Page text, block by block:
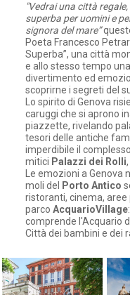
"Vedrai una città
superba per uomini e
signora del mare”
Poeta Francesco
Superba”, una città
e allo stesso tempo
divertimento ed
scoprirne i segreti del
Lo spirito di Genova
caruggi che si aprono
piazzette, rivelando
tesori delle antiche
imperdibile il
mitici Palazzi dei Rolli
Le emozioni a Genova
moli del
Porto Antico
ristoranti, cinema,
parco AcquarioVillage
comprende l'Acquario
Città dei bambini e dei